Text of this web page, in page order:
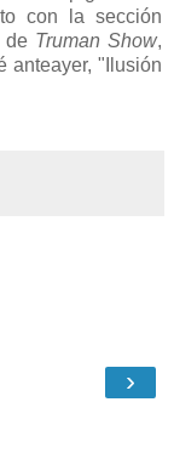
con la sección
de Truman Show,
anteayer, "Ilusión
›